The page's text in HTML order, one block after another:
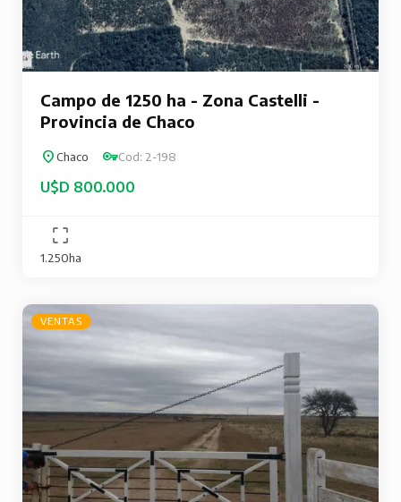
Campo de 1250 ha - Zona Castelli -
Provincia de Chaco
Chaco Cod: 2-198
U$D 800.000
1.250ha
VENTAS